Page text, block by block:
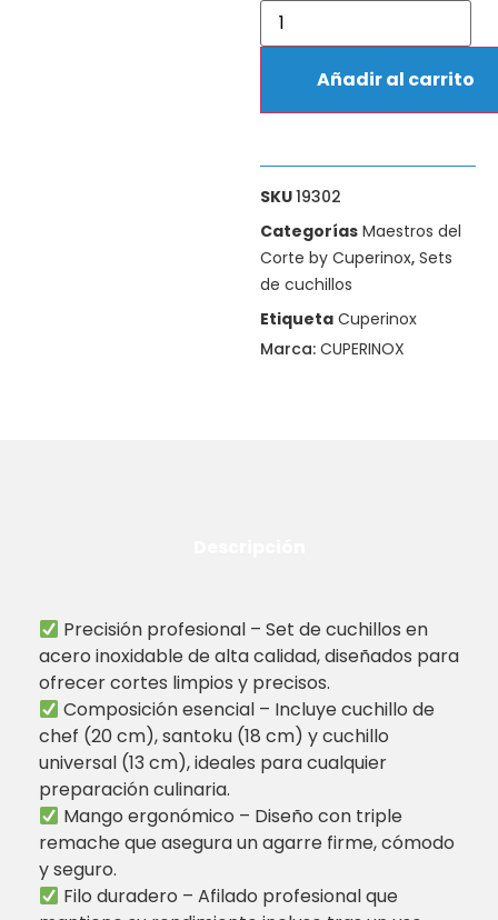
Añadir al carrito
SKU19302
Categorías Maestros del
Corte by Cuperinox, Sets
de cuchillos
Etiqueta Cuperinox
Marca: CUPERINOX
Precisión profesional – Set de cuchillos en
acero inoxidable de alta calidad, diseñados para
ofrecer cortes limpios y precisos.
Composición esencial – Incluye cuchillo de
chef (20 cm), santoku (18 cm) y cuchillo
universal (13 cm), ideales para cualquier
preparación culinaria.
Mango ergonómico – Diseño con triple
remache que asegura un agarre firme, cómodo
y seguro.
Filo duradero – Afilado profesional que